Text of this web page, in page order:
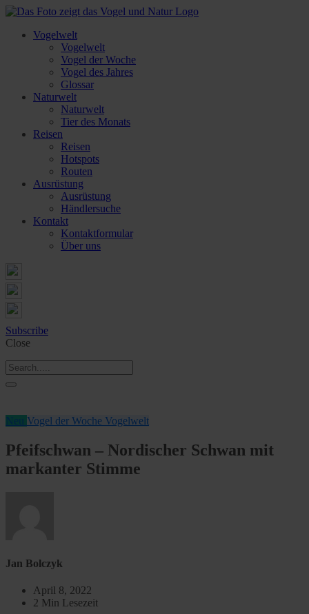
Vogelwelt
Vogelwelt
Vogel der Woche
Vogel des Jahres
Glossar
Naturwelt
Naturwelt
Tier des Monats
Reisen
Reisen
Hotspots
Routen
Ausrüstung
Ausrüstung
Händlersuche
Kontakt
Kontaktformular
Über uns
Subscribe
Close
Vogel der Woche Vogelwelt
Pfeifschwan – Nordischer Schwan mit
markanter Stimme
Jan Bolczyk
April 8, 2022
2 Min Lesezeit